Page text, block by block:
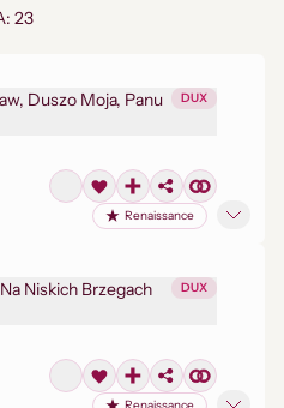
23
Duszo Moja, Panu
DUX
Renaissance
Niskich Brzegach
DUX